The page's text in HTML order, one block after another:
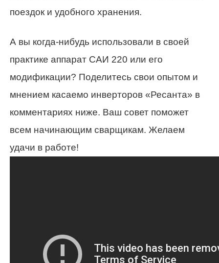
поездок и удобного хранения.
А вы когда-нибудь использовали в своей
практике аппарат САИ 220 или его
модификации? Поделитесь свои опытом и
мнением касаемо инверторов «Ресанта» в
комментариях ниже. Ваш совет поможет
всем начинающим сварщикам. Желаем
удачи в работе!